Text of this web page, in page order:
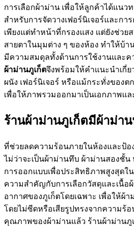
การเลือกผ้าม่าน เพื่อให้ลูกค้าได้แนว
สำหรับการจัดวางเฟอร์นิเจอร์และกา
เพียงแต่ทำหน้าที่กรองแสง แต่ยังช่วย
สายตาในมุมต่าง ๆ ของห้อง ทำให้บ้
มีความสมดุลทั้งด้านการใช้งานและค
ผ้าม่านภูเก็ตจึงพร้อมให้คำแนะนำเกี่
ผนัง เฟอร์นิเจอร์ หรือแม้กระทั่งของต
เพื่อให้ภาพรวมออกมาเป็นเอกภาพแ
ร้านผ้าม่านภูเก็ตมีผ้าม่า
ที่ช่วยลดความร้อนภายในห้องและป้อ
ไม่ว่าจะเป็นผ้าม่านทึบ ผ้าม่านสองชั้
การออกแบบเพื่อประสิทธิภาพสูงสุดใ
ความสำคัญกับการเลือกวัสดุและเนื้อ
อากาศของภูเก็ตโดยเฉพาะ เพื่อให้ผ้
โดยไม่ซีดหรือเสียรูปทรงจากความร้
คุณภาพของผ้าม่านแล้ว ร้านผ้าม่านภูเ